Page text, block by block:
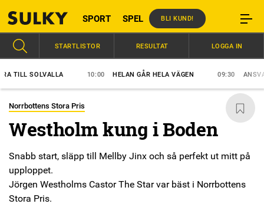
SPORT SPEL BLI KUND!
SOLVALLA HELAN GÅR HELA VÄGEN 09:30 ANSVAR
STARTLISTOR RESULTAT LOGGA IN
Norrbottens Stora Pris
Westholm kung i Boden
Snabb start, släpp till Mellby Jinx och så perfekt ut mitt på
upploppet.
Jörgen Westholms Castor The Star var bäst i Norrbottens
Stora Pris.